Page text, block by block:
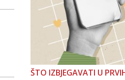
ŠTO IZBJEGAVATI U